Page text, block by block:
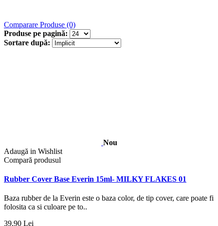
Comparare Produse (0)
Produse pe pagină:
Sortare după:
Nou
Adaugă in Wishlist
Compară produsul
Rubber Cover Base Everin 15ml- MILKY FLAKES 01
Baza rubber de la Everin este o baza color, de tip cover, care poate fi
folosita ca si culoare pe to..
39,90 Lei